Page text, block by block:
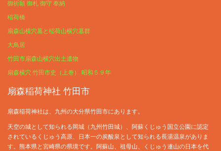
御祈願 御札 御守 奉納
稲荷橋
扇森山横穴墓と稲荷山横穴墓群
大鳥居
竹田市扇森山横穴出土遺物
扇森横穴 竹田市史（上巻） 昭和５９年
扇森稲荷神社 竹田市
扇森稲荷神社は、九州の大分県竹田市にあります。
天空の城として知られる岡城（九州竹田城）、阿蘇くじゅう国立公園に認定
されているくじゅう高原、日本一の炭酸泉として知られる長湯温泉がありま
す。熊本県と宮崎県の県境です。阿蘇山、祖母山、くじゅう連山の日本を代